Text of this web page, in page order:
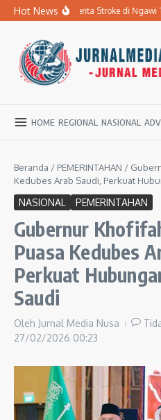
Lewati ke konten
Hot NewsIbu Penderita Stroke di Ngawi
HOME REGIONAL NASIONAL
Beranda / PEMERINTAHAN /
Kedubes Arab Saudi, Perkuat
NASIONAL PEMERINTAHAN
Gubernur
Puasa Kedubes
Perkuat
Saudi
Oleh Jurnal Media Nusa
27/02/2026 00:23